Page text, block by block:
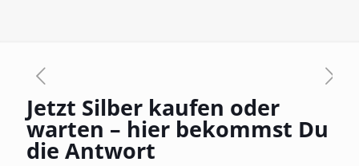
Jetzt Silber kaufen oder
warten – hier bekommst Du
die Antwort